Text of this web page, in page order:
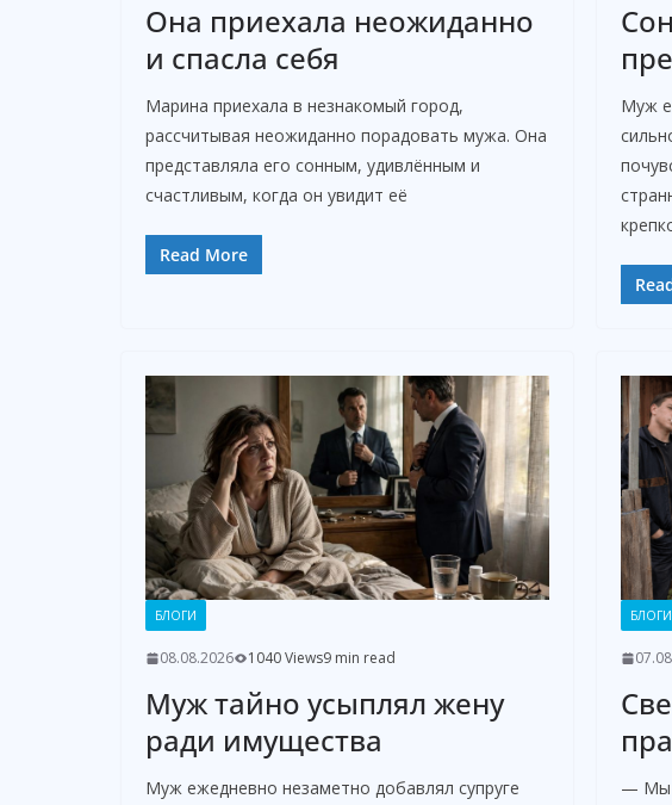
Она приехала неожиданно
и спасла себя
Марина приехала в незнакомый город,
рассчитывая неожиданно порадовать мужа. Она
представляла его сонным, удивлённым и
счастливым, когда он увидит её
Read More
Муж
БЛОГИ
08.08.2026 1040 Views9 min read
Муж тайно усыплял жену
ради имущества
Муж ежедневно незаметно добавлял супруге
БЛОГИ
— Мы